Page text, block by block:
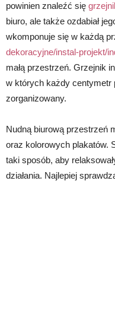
powinien znaleźć się
biuro, ale także ozdabiał
wkomponuje się w każdą
dekoracyjne/instal-projekt/
małą przestrzeń. Grzejnik
w których każdy centymetr
zorganizowany.
Nudną biurową przestrzeń
oraz kolorowych plakatów.
taki sposób, aby
działania. Najlepiej